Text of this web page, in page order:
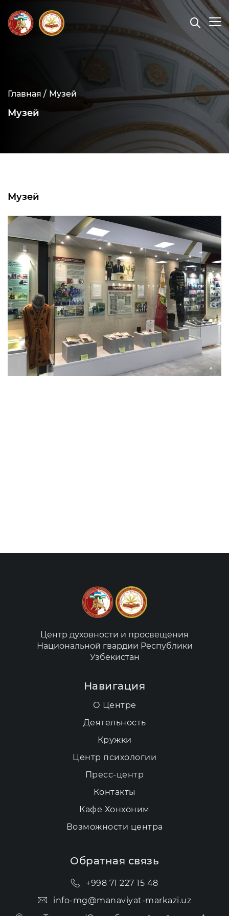
Главная / Музей
Музей
Музей
Центр духовности и просвещения
Национальной гвардии Республики
Узбекистан
Навигация
О Центре
Деятельность
Кружки
Центр психологии
Пресс-центр
Контакты
Кафе Хонхоним
Возможности центра
Обратная связь
+998 71 227 15 48
info-mg@manaviyat-markazi.uz